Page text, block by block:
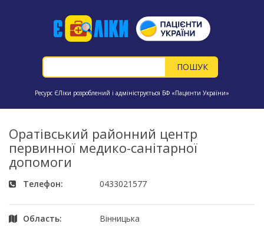
Ресурс ЄЛіки розроблений і адмініструється БФ «Пацієнти України»
Оратівський районний центр
первинної медико-санітарної
допомоги
Телефон: 0433021577
Область: Вінницька